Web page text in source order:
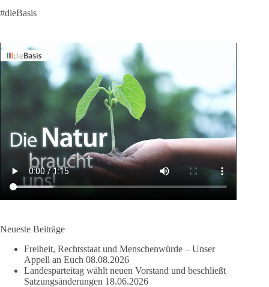
#dieBasis
Neueste Beiträge
Freiheit, Rechtsstaat und Menschenwürde – Unser
Appell an Euch 08.08.2026
Landesparteitag wählt neuen Vorstand und beschließt
Satzungsänderungen 18.06.2026